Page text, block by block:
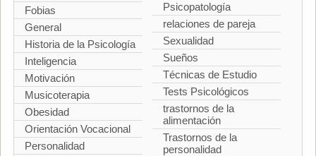
Fobias
General
Historia de la Psicología
Inteligencia
Motivación
Musicoterapia
Obesidad
Orientación Vocacional
Personalidad
Psicopatología
relaciones de pareja
Sexualidad
Sueños
Técnicas de Estudio
Tests Psicológicos
trastornos de la
alimentación
Trastornos de la
personalidad